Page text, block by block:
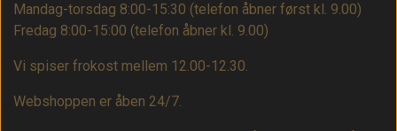
Mandag-torsdag 8:00-15:30 (telefon åbner først kl. 9.00)
Fredag 8:00-15:00 (telefon åbner kl. 9.00)
Vi spiser frokost mellem 12.00-12.30.
Webshoppen er åben 24/7.